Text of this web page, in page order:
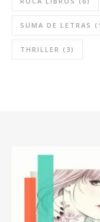
SUMA DE LETRAS
THRILLER (3)